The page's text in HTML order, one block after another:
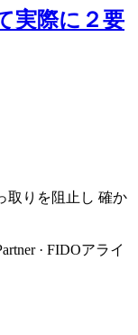
実際に２要
取りを阻止し 確か
· FIDOアライ